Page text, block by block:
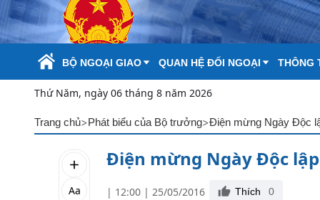
Skip to Main Content
BỘ NGOẠI GIAO QUAN HỆ ĐỐI NGOẠI THÔNG
Thứ Năm, ngày 06 tháng 8 năm 2026
Trang chủ>Phát biểu của Bộ trưởng>Điện mừng Ngày Độc
Aa
Điện mừng Ngày Độc
| 12:00 | 25/05/2016 Thích 0